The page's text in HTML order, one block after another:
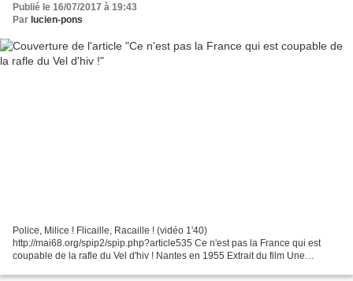
Publié le 16/07/2017 à 19:43
Par lucien-pons
Police, Milice ! Flicaille, Racaille ! (vidéo 1'40)
http://mai68.org/spip2/spip.php?article535 Ce n'est pas la France qui est
coupable de la rafle du Vel d'hiv ! Nantes en 1955 Extrait du film Une